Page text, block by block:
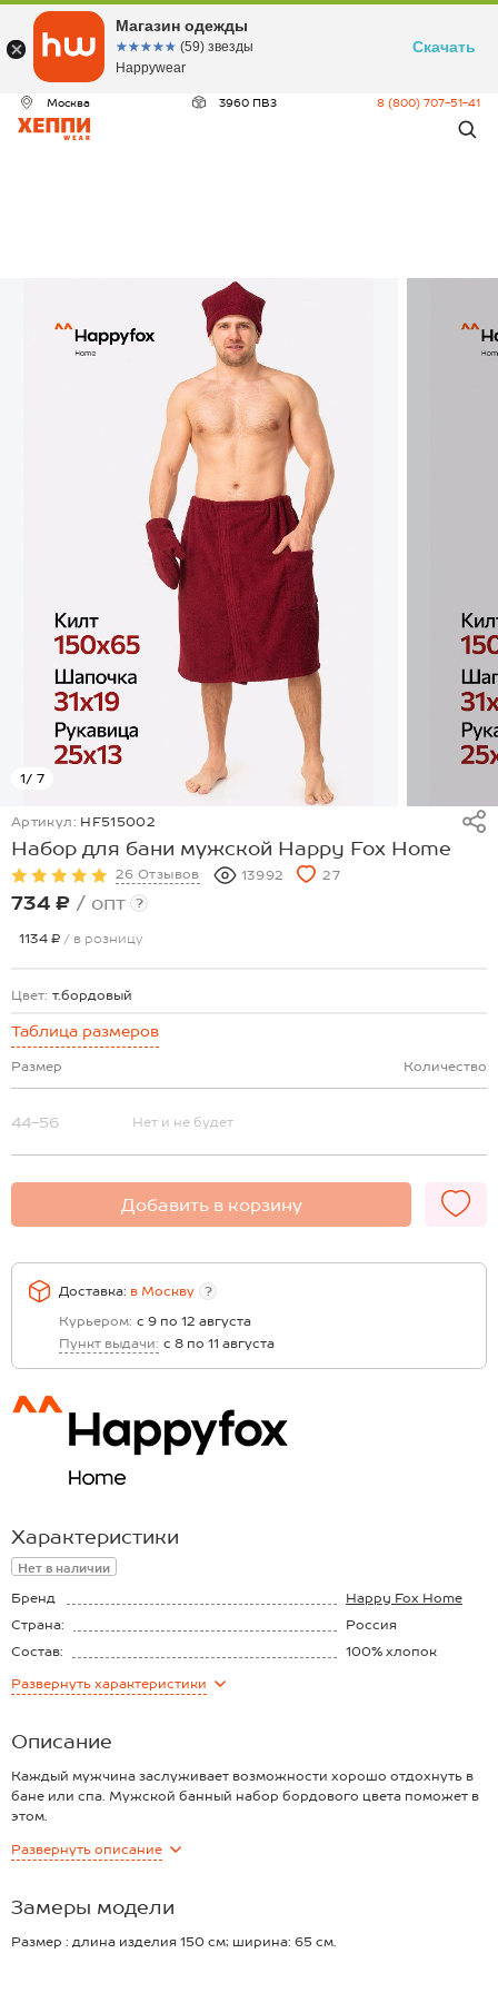
Москва 3960 ПВЗ 8 (800) 707-51-41
1/ 7
Артикул: HF515002
Набор для бани мужской Happy Fox Home
26 Отзывов 13992 27
734 ₽ / опт ?
1134 ₽ / в розницу
Цвет: т.бордовый
Таблица размеров
Размер Количество
44-56 Нет и не будет
Добавить в корзину
Доставка: в Москву
?
Курьером: с 9 по 12 августа
Пункт выдачи: с 8 по 11 августа
Характеристики
Нет в наличии
Бренд
Happy Fox Home
Страна:
Россия
Состав:
100% хлопок
Материал:
Развернуть характеристики
Описание
Каждый мужчина заслуживает возможности хорошо отдохнуть в
бане или спа. Мужской банный набор бордового цвета поможет в
этом.
рукавица 25х13 и шапочка 31х19. Набор выполнен из 100% хлопка.
килте будет комфортно и дома после душа, и на даче в парной.
Хлопковое полотенце на резинке имеет удобную застежку-
Развернуть описание
Замеры модели
Размер : длина изделия 150 см; ширина: 65 см.
Магазин одежды
☆☆☆☆☆
★★★★★ (59) звезды
Happywear
Скачать